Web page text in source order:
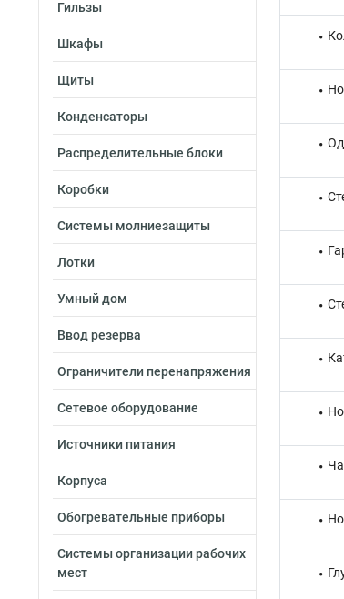
Гильзы
Шкафы
Щиты
Конденсаторы
Распределительные блоки
Коробки
Системы молниезащиты
Лотки
Умный дом
Ввод резерва
Ограничители перенапряжения
Сетевое оборудование
Источники питания
Корпуса
Обогревательные приборы
Системы организации рабочих
мест